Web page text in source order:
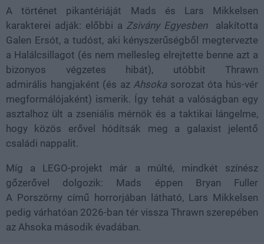
A történet pikantériáját Mads és Lars Mikkelsen
karakterei adják: előbbi a Zsivány Egyesbenalakította
Galen Ersót, a tudóst, aki kényszerűségből megtervezte
a Halálcsillagot (és nem mellesleg elrejtette benne azt a
bizonyos végzetes hibát), utóbbit Thrawn
admirális hangjaként (és az Ahsokasorozat óta hús-vér
megformálójaként) ismerik. Így tehát a valóságban egy
asztalhoz ült a zseniális mérnök és a taktikai lángelme,
hogy közös erővel hódítsák meg a galaxist jelentő
családi nappalit.
Míg a LEGO-projekt már a múlté, mindkét színész
gőzerővel dolgozik: Mads éppen Bryan Fuller
A Porszörny című horrorjában látható, Lars Mikkelsen
pedig várhatóan 2026-ban tér vissza Thrawn szerepében
az Ahsoka második évadában.